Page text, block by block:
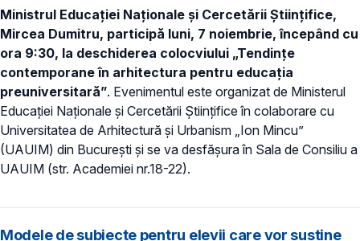
Ministrul Educației Naționale și Cercetării Științifice,
Mircea Dumitru, participă luni, 7 noiembrie, începând cu
ora 9:30, la deschiderea colocviului „Tendințe
contemporane în arhitectura pentru educația
preuniversitară”. Evenimentul este organizat de Ministerul
Educației Naționale și Cercetării Științifice în colaborare cu
Universitatea de Arhitectură și Urbanism „Ion Mincu”
(UAUIM) din București și se va desfășura în Sala de Consiliu a
UAUIM (str. Academiei nr.18-22).
Modele de subiecte pentru elevii care vor susține